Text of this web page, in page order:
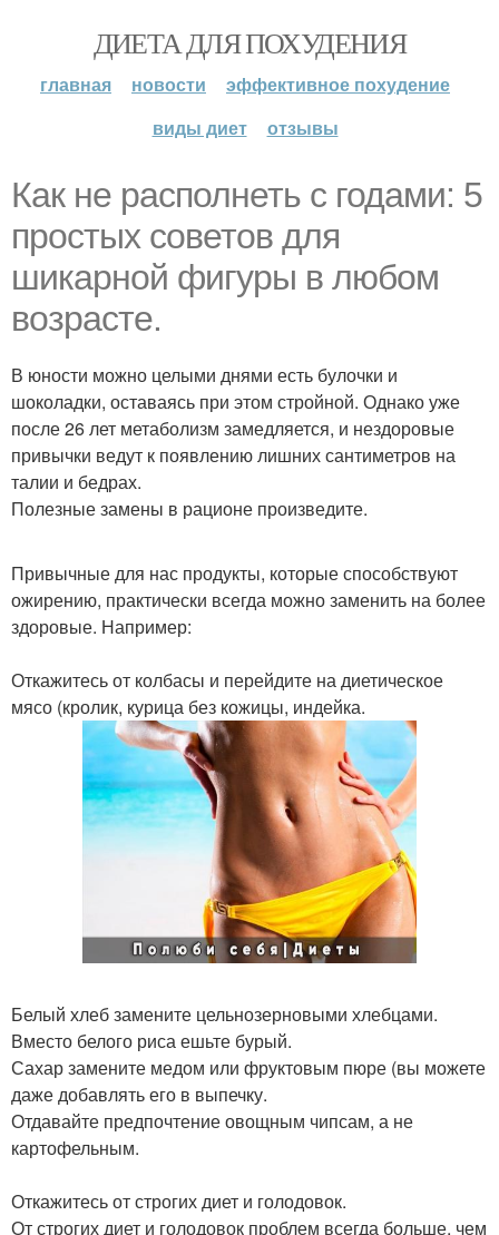
ДИЕТА ДЛЯ ПОХУДЕНИЯ
главная новости
эффективное похудение
виды диет
отзывы
Как не располнеть с годами: 5
простых советов для
шикарной фигуры в любом
возрасте.
В юности можно целыми днями есть булочки и
шоколадки, оставаясь при этом стройной. Однако уже
после 26 лет метаболизм замедляется, и нездоровые
привычки ведут к появлению лишних сантиметров на
талии и бедрах.
Полезные замены в рационе произведите.
Привычные для нас продукты, которые способствуют
ожирению, практически всегда можно заменить на более
здоровые. Например:
Откажитесь от колбасы и перейдите на диетическое
мясо (кролик, курица без кожицы, индейка.
Белый хлеб замените цельнозерновыми хлебцами.
Вместо белого риса ешьте бурый.
Сахар замените медом или фруктовым пюре (вы можете
даже добавлять его в выпечку.
Отдавайте предпочтение овощным чипсам, а не
картофельным.
Откажитесь от строгих диет и голодовок.
От строгих диет и голодовок проблем всегда больше, чем